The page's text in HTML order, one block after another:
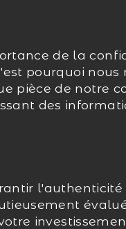
de la
pourquoi
pièce de notre
des